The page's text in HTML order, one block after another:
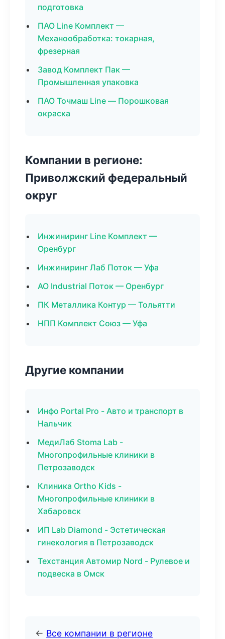
подготовка
ПАО Line Комплект —
Механообработка: токарная,
фрезерная
Завод Комплект Пак —
Промышленная упаковка
ПАО Точмаш Line — Порошковая
окраска
Компании в регионе:
Приволжский федеральный
округ
Инжиниринг Line Комплект —
Оренбург
Инжиниринг Лаб Поток — Уфа
АО Industrial Поток — Оренбург
ПК Металлика Контур — Тольятти
НПП Комплект Союз — Уфа
Другие компании
Инфо Portal Pro - Авто и транспорт в
Нальчик
МедиЛаб Stoma Lab -
Многопрофильные клиники в
Петрозаводск
Клиника Ortho Kids -
Многопрофильные клиники в
Хабаровск
ИП Lab Diamond - Эстетическая
гинекология в Петрозаводск
Техстанция Автомир Nord - Рулевое и
подвеска в Омск
← Все компании в регионе